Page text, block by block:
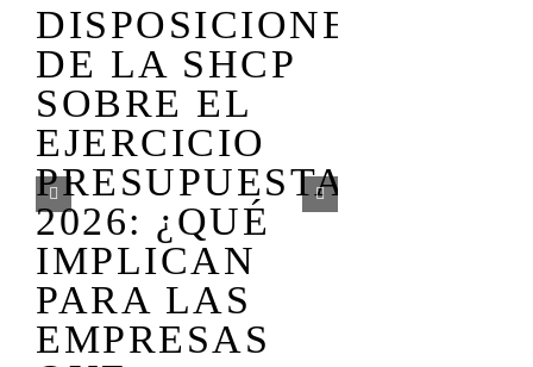
DISPOSICIONES
DE LA SHCP
SOBRE EL
EJERCICIO
PRESUPUESTAL
2026: ¿QUÉ
IMPLICAN
PARA LAS
EMPRESAS